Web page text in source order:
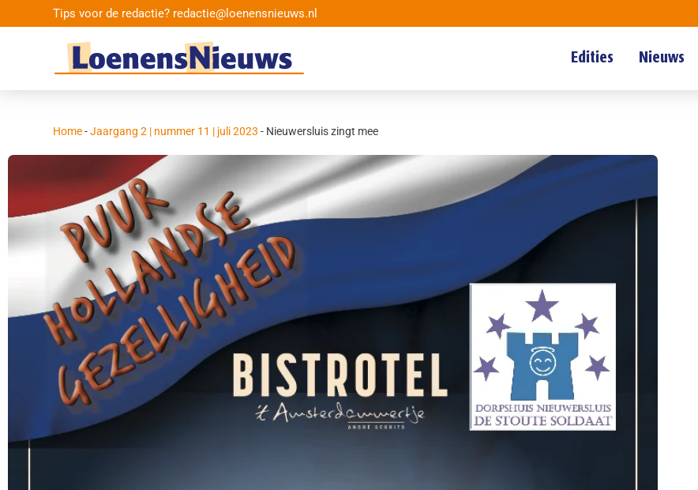
Tips voor de redactie? redactie@loenensnieuws.nl
Edities Nieuws
Home-Jaargang 2 | nummer 11 | juli 2023 - Nieuwersluis zingt mee